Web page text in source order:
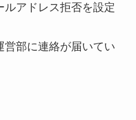
ルアドレス拒否を設定
営部に連絡が届いてい